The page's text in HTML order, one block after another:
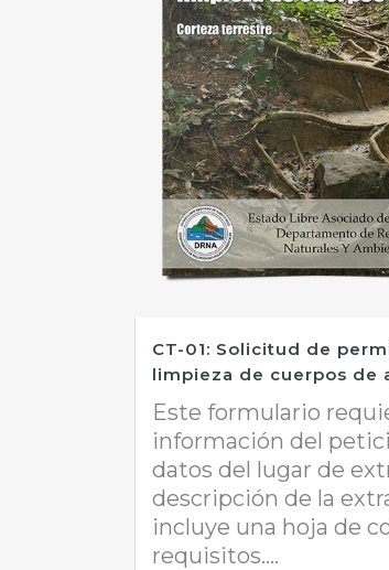
CT-01: Solicitud de
limpieza de cuerpos de
Este formulario
información del
datos del lugar de
descripción de la
incluye una hoja de
requisitos....